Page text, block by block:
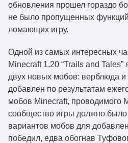
обновления прошел гораздо
не было пропущенных
ломающих игру.
Одной из самых интересных
Minecraft 1.20 “Trails and
двух новых мобов: верблюда
добавлен по результатам
мобов Minecraft, проводимого
сообщество игры должно было
вариантов мобов для
победил, едва обогнав